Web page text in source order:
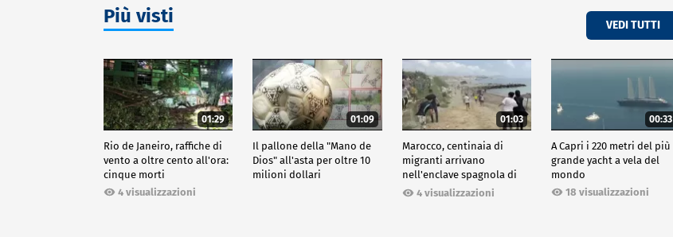
Più visti VEDI TUTTI
01:29
Rio de Janeiro, raffiche di
vento a oltre cento all'ora:
cinque morti
4 visualizzazioni
01:09
Il pallone della "Mano de
Dios" all'asta per oltre 10
milioni dollari
01:03
Marocco, centinaia di
migranti arrivano
nell'enclave spagnola di
Ceuta4 visualizzazioni
00:33
A Capri i 220 metri del più
grande yacht a vela del
mondo
18 visualizzazioni